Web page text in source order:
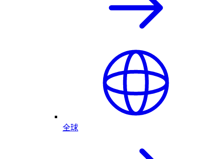
全球